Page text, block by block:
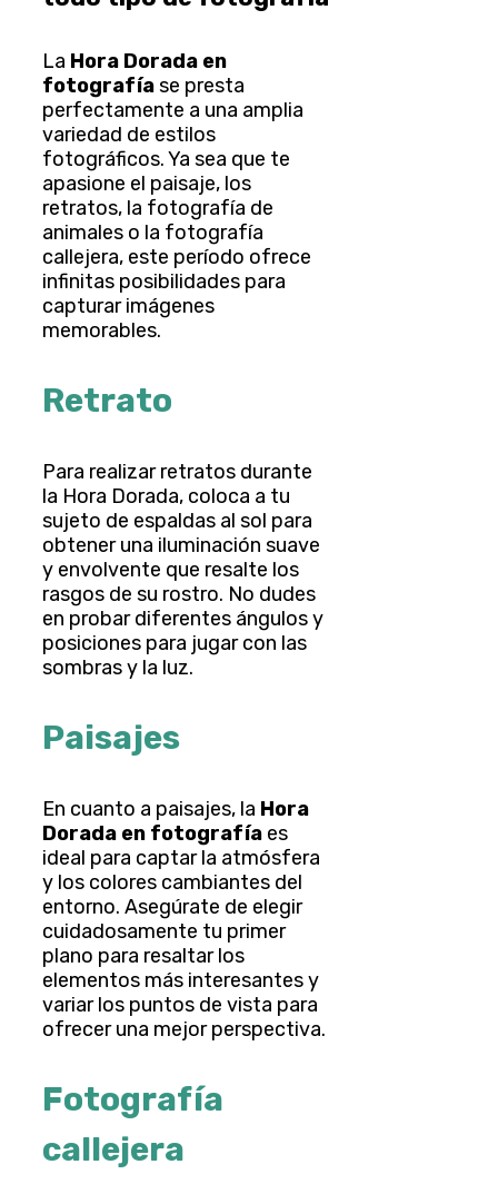
La Hora Dorada en
fotografíase presta
perfectamente a una amplia
variedad de estilos
fotográficos. Ya sea que te
apasione el paisaje, los
retratos, la fotografía de
animales o la fotografía
callejera, este período ofrece
infinitas posibilidades para
capturar imágenes
memorables.
Retrato
Para realizar retratos durante
la Hora Dorada, coloca a tu
sujeto de espaldas al sol para
obtener una iluminación suave
y envolvente que resalte los
rasgos de su rostro. No dudes
en probar diferentes ángulos y
posiciones para jugar con las
sombras y la luz.
Paisajes
En cuanto a paisajes, la Hora
Dorada en fotografía es
ideal para captar la atmósfera
y los colores cambiantes del
entorno. Asegúrate de elegir
cuidadosamente tu primer
plano para resaltar los
elementos más interesantes y
variar los puntos de vista para
ofrecer una mejor perspectiva.
Fotografía
callejera